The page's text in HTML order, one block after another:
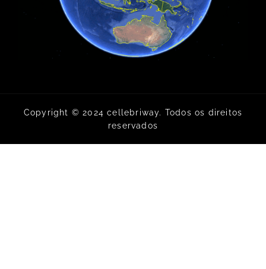
Copyright © 2024 cellebriway. Todos os direitos
reservados